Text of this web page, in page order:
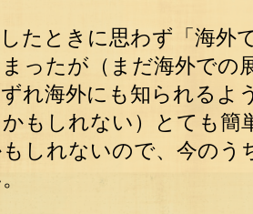
たときに思わず「海外
ったが（まだ海外での
れ海外にも知られるよ
もしれない）とても簡
しれないので、今のう